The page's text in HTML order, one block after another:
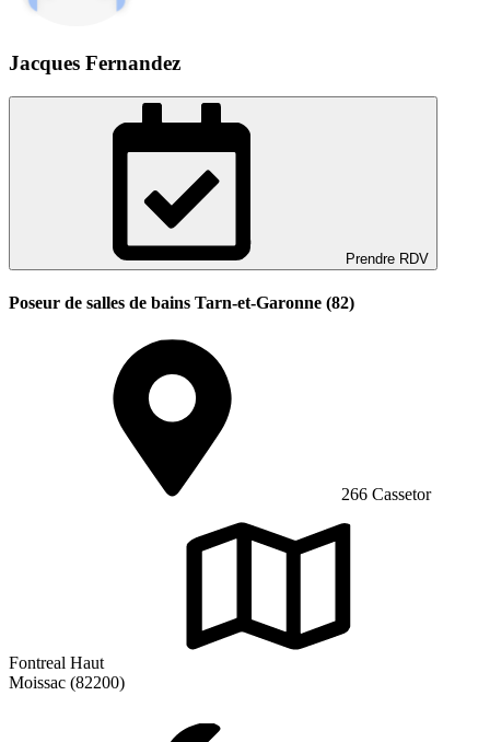
Jacques Fernandez
Prendre RDV
Poseur de salles de bains Tarn-et-Garonne (82)
266 Cassetor
Fontreal Haut
Moissac (82200)